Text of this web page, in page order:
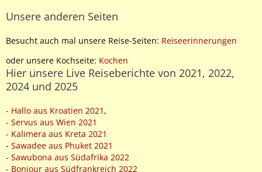
Unsere anderen Seiten
Besucht auch mal unsere Reise-Seiten: Reiseerinnerungen
oder unsere Kochseite: Kochen
Hier unsere Live Reiseberichte von 2021, 2022,
2024 und 2025
- Hallo aus Kroatien 2021 ,
- Servus aus Wien 2021
- Kalimera aus Kreta 2021
- Sawadee aus Phuket 2021
- Sawubona aus Südafrika 2022
- Bonjour aus Südfrankreich 2022